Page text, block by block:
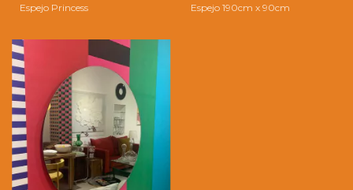
Espejo Princess Espejo 190cm x 90cm